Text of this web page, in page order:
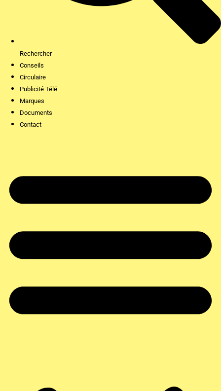
Rechercher
Conseils
Circulaire
Publicité Télé
Marques
Documents
Contact